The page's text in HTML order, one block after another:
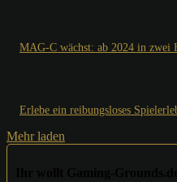
MAG-C wächst: ab 2024 in zwei
Erlebe ein reibungsloses
Mehr laden